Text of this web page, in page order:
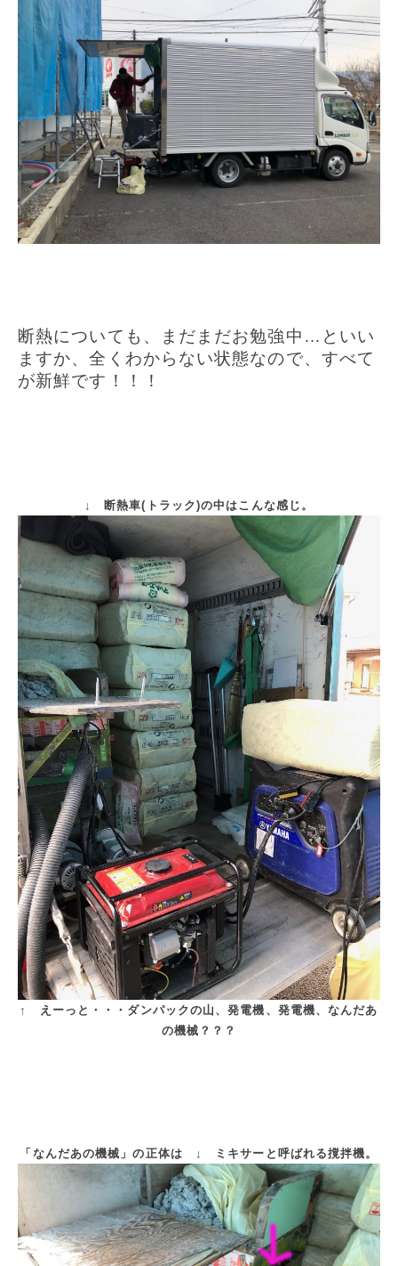
断熱についても、まだまだお勉強中…といい
ますか、全くわからない状態なので、すべて
が新鮮です！！！
↓ 断熱車(トラック)の中はこんな感じ。
↑ えーっと・・・ダンパックの山、発電機、発電機、なんだあ
の機械？？？
「なんだあの機械」の正体は ↓ ミキサーと呼ばれる撹拌機。